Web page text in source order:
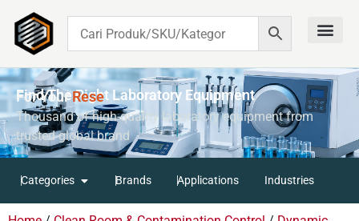
Find The Right Laboratory Equipment
For YourRESEA
Thousand of high-quality laboratory equipment from
trusted global brand
Categories Brands Applications Industries